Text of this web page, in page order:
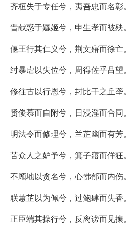
齐桓失于专任兮，夷吾忠而名彰。
晋献惑于孋姬兮，申生孝而被殃。
偃王行其仁义兮，荆文寤而徐亡。
纣暴虐以失位兮，周得佐乎吕望。
修往古以行恩兮，封比干之丘垄。
贤俊慕而自附兮，日浸淫而合同。
明法令而修理兮，兰芷幽而有芳。
苦众人之妒予兮，箕子寤而佯狂。
不顾地以贪名兮，心怫郁而内伤。
联蕙芷以为佩兮，过鲍肆而失香。
正臣端其操行兮，反离谤而见攘。